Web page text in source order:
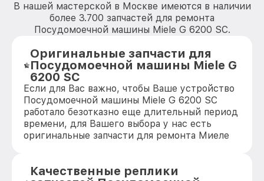
В нашей мастерской в Москве имеются в наличии
более 3.700 запчастей для ремонта
Посудомоечной машины Miele G 6200 SC.
Оригинальные запчасти для
Посудомоечной машины Miele G
6200 SC
Если для Вас важно, чтобы Ваше устройство
Посудомоечной машины Miele G 6200 SC
работало безотказно еще длительный период
времени, для Вашего выбора у нас есть
оригинальные запчасти для ремонта Миеле
Качественные реплики